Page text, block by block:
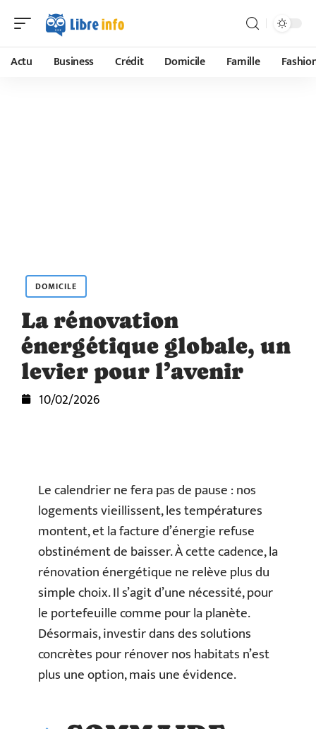
Actu Business Crédit Domicile Famille
DOMICILE
La rénovation
énergétique globale, un
levier pour l’avenir
10/02/2026
Le calendrier ne fera pas de pause : nos
logements vieillissent, les températures
montent, et la facture d’énergie refuse
obstinément de baisser. À cette cadence, la
rénovation énergétique ne relève plus du
simple choix. Il s’agit d’une nécessité, pour
le portefeuille comme pour la planète.
Désormais, investir dans des solutions
concrètes pour rénover nos habitats n’est
plus une option, mais une évidence.